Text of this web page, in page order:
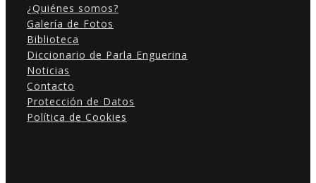
¿Quiénes somos?
Galería de Fotos
Biblioteca
Diccionario de Parla Enguerina
Noticias
Contacto
Protección de Datos
Política de Cookies